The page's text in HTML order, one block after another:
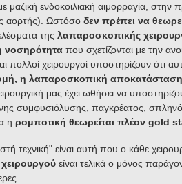
μαζική ενδοκοιλιακή αιμορραγία,
αορτής). Ωστόσο δεν πρέπει να
της λαπαροσκοπικής
νοσηρότηταπου σχετίζονται με την
πολλοί χειρουργοί υποστηρίζουν ότι
η λαπαροσκοπική
μας έχει ωθήσει να
συμφυσιόλυσης, παγκρέατος,
η ρομποτική θεωρείται πλέον gold
τεχνική" είναι αυτή που ο κάθε
είναι τελικά ο μόνος